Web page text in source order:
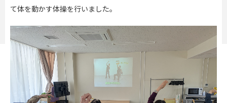
て体を動かす体操を行いました。